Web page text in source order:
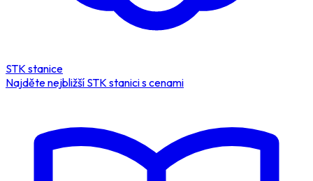
STK stanice
Najděte nejbližší STK stanici s cenami